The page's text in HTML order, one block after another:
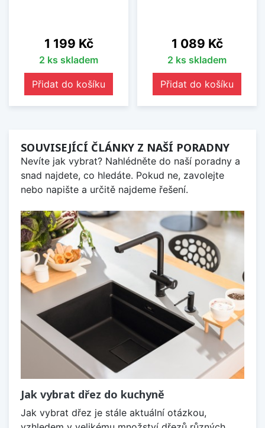
Cena
1 199 Kč
2 ks skladem
Přidat do košíku
Cena
1 089 Kč
2 ks skladem
Přidat do košíku
SOUVISEJÍCÍ ČLÁNKY Z NAŠÍ PORADNY
Nevíte jak vybrat? Nahlédněte do naší poradny a
snad najdete, co hledáte. Pokud ne, zavolejte
nebo napište a určitě najdeme řešení.
Jak vybrat dřez do kuchyně
Jak vybrat dřez je stále aktuální otázkou,